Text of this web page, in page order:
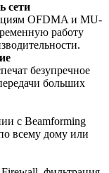
сети
OFDMA и MU-
работу
безупречное
больших
с Beamforming
всему дому или